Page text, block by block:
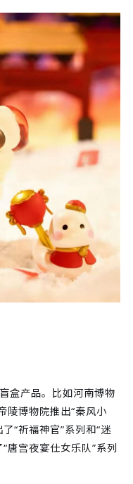
盒产品。比如河南博物
陵博物院推出“秦风小
“祈福神官”系列和“迷
唐宫夜宴仕女乐队”系列